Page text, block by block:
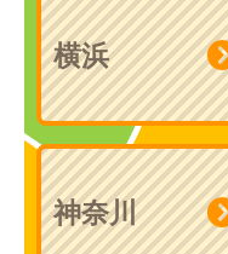
神奈川
横浜